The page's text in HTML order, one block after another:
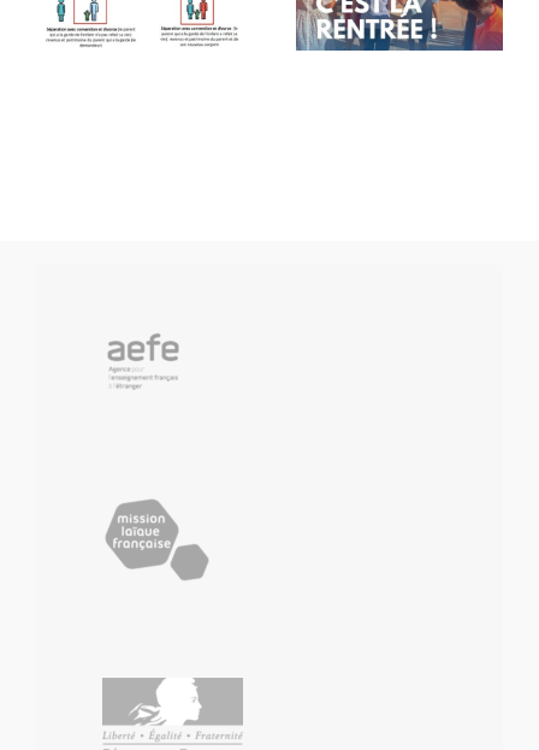
classes
de rentrée